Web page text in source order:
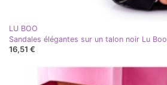
LU BOO
Sandales élégantes sur un talon noir Lu Boo
16,51 €